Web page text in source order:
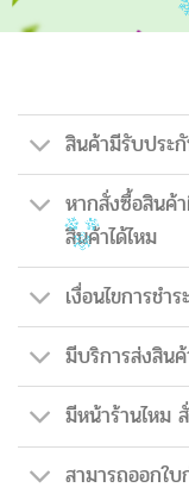
สินค้ามีรับประกั
หากสั่งซื้อสินค้
สินค้าได้ไหม
เงื่อนไขการชำ
มีบริการส่งสิน
มีหน้าร้านไหม
สามารถออกใ